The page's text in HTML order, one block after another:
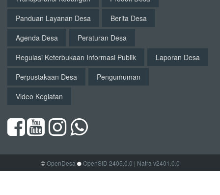
Panduan Layanan Desa
Berita Desa
Agenda Desa
Peraturan Desa
Regulasi Keterbukaan Informasi Publik
Laporan Desa
Perpustakaan Desa
Pengumuman
Video Kegiatan
©OpenDesa OpenSID 2405.0.0 | Natra v2401.0.0